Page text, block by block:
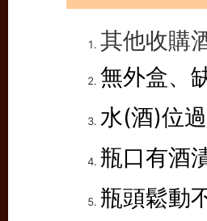
其他收購
無外盒、
水(酒)位
瓶口有酒
瓶頭鬆動